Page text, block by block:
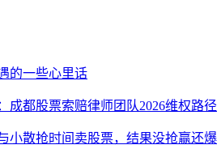
的一些心里话
成都股票索赔律师团队2026维权路径
小散抢时间卖股票，结果没抢赢还爆